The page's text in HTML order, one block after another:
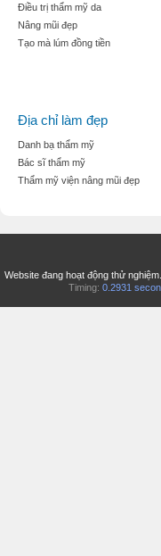
Điều trị thẩm mỹ da
Nâng mũi đẹp
Tạo mà lúm đồng tiền
Địa chỉ làm đẹp
Danh bạ thẩm mỹ
Bác sĩ thẩm mỹ
Thẩm mỹ viện nâng mũi đẹp
Website đang hoạt động thử
Timing: 0.2931